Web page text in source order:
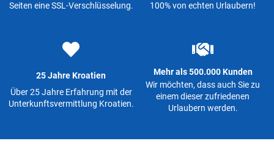
Seiten eine SSL-Verschlüsselung.
100% von echten Urlaubern!
25 Jahre Kroatien
Über 25 Jahre Erfahrung mit der
Unterkunftsvermittlung Kroatien.
Mehr als 500.000 Kunden
Wir möchten, dass auch Sie zu
einem dieser zufriedenen
Urlaubern werden.